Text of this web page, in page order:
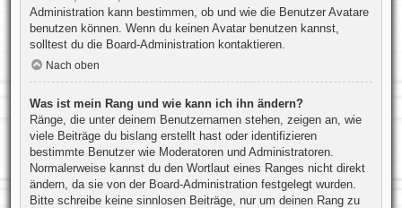
Administration kann bestimmen, ob und wie die Benutzer Avatare
benutzen können. Wenn du keinen Avatar benutzen kannst,
solltest du die Board-Administration kontaktieren.
Nach oben
Was ist mein Rang und wie kann ich ihn ändern?
Ränge, die unter deinem Benutzernamen stehen, zeigen an, wie
viele Beiträge du bislang erstellt hast oder identifizieren
bestimmte Benutzer wie Moderatoren und Administratoren.
Normalerweise kannst du den Wortlaut eines Ranges nicht direkt
ändern, da sie von der Board-Administration festgelegt wurden.
Bitte schreibe keine sinnlosen Beiträge, nur um deinen Rang zu